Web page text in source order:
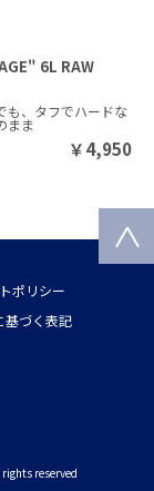
6L RAW
も、タフでハードな
まま
￥4,950
ポリシー
基づく表記
rights reserved